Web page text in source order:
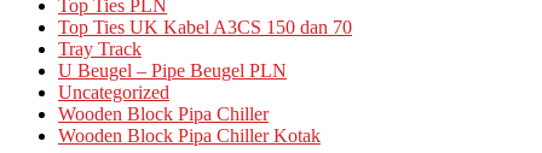
Top Ties PLN
Top Ties UK Kabel A3CS 150 dan 70
Tray Track
U Beugel – Pipe Beugel PLN
Uncategorized
Wooden Block Pipa Chiller
Wooden Block Pipa Chiller Kotak